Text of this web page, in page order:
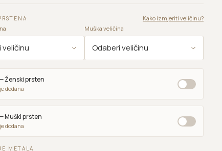
Kako izmjeriti veličinu?
Muška veličina
Ženski prsten
dodana
Muški prsten
dodana
METALA